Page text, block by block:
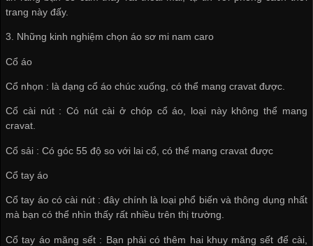
trang này đấy.
3. Những kinh nghiệm chọn áo sơ mi nam caro
Cổ áo
Cổ nhọn : là dạng cổ áo chúc xuống, có thể mang cravat được.
Cổ cài nút : Có nút cài ở chóp cổ áo, loại này không thể mang
cravat.
Cổ sải : Có góc 55 độ so với lai cổ, có thể mang cravat được
Cổ tay áo
Cổ tay áo có cài nút : đây chính là loại phổ biến và thông dụng nhất
mà bạn có thể nhìn thấy rất nhiều trên thị trường.
Cổ tay áo măng sết : Bạn phải có thêm hai khuy măng sết để cài,